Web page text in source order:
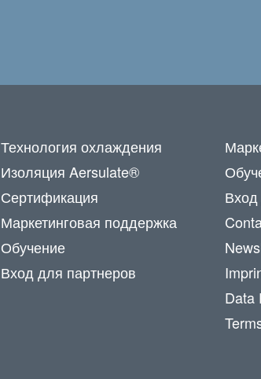
Технология охлаждения
Изоляция Aersulate®
Сертификация
Маркетинговая поддержка
Обучение
Вход для партнеров
Data